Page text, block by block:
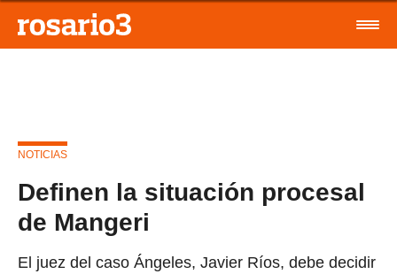
NOTICIAS
Definen la situación procesal
de Mangeri
El juez del caso Ángeles, Javier Ríos, debe decidir